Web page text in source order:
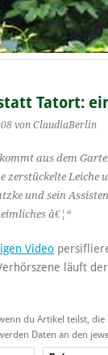
statt Tatort:
von ClaudiaBerlin
aus dem
zerstückelte Leiche
und sein
â€¦“
Video
läuft der
du Artikel teilst, die
Daten an den